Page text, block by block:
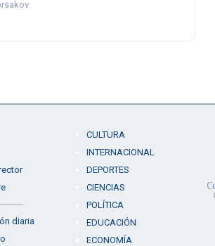
diaria
CULTURA
INTERNACIONAL
DEPORTES
CIENCIAS
POLÍTICA
EDUCACIÓN
ECONOMÍA